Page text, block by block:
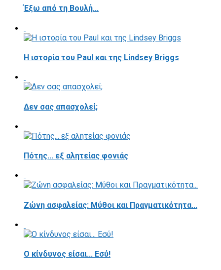
Έξω από τη Βουλή...
Η ιστορία του Paul και της Lindsey Briggs
Δεν σας απασχολεί;
Πότης... εξ αλητείας φονιάς
Ζώνη ασφαλείας: Μύθοι και Πραγματικότητα...
Ο κίνδυνος είσαι... Εσύ!